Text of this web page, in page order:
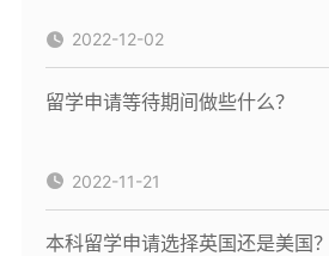
2022-12-02
留学申请等待期间做些什么？
2022-11-21
本科留学申请选择英国还是美国？